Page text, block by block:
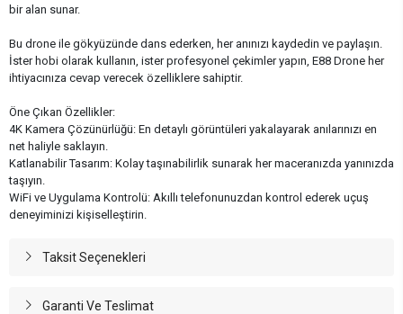
bir alan sunar.
Bu drone ile gökyüzünde dans ederken, her anınızı kaydedin ve paylaşın.
İster hobi olarak kullanın, ister profesyonel çekimler yapın, E88 Drone her
ihtiyacınıza cevap verecek özelliklere sahiptir.
Öne Çıkan Özellikler:
4K Kamera Çözünürlüğü: En detaylı görüntüleri yakalayarak anılarınızı en
net haliyle saklayın.
Katlanabilir Tasarım: Kolay taşınabilirlik sunarak her maceranızda yanınızda
taşıyın.
WiFi ve Uygulama Kontrolü: Akıllı telefonunuzdan kontrol ederek uçuş
deneyiminizi kişiselleştirin.
Taksit Seçenekleri
Garanti Ve Teslimat